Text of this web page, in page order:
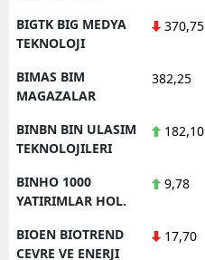
BIGTK BIG MEDYA
TEKNOLOJI
370,75
BIMAS BIM
MAGAZALAR
382,25
BINBN BIN ULASIM
TEKNOLOJILERI
182,10
BINHO 1000
YATIRIMLAR HOL.
9,78
BIOEN BIOTREND
CEVRE VE ENERJI
17,70